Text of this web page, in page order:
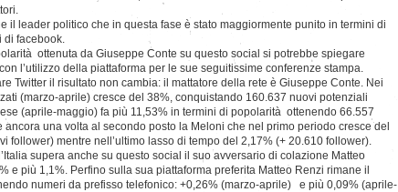
il leader politico che in questa fase è stato maggiormente punito in termini di
di facebook.
ottenuta da Giuseppe Conte su questo social si potrebbe spiegare
l’utilizzo della piattaforma per le sue seguitissime conferenze stampa.
Twitter il risultato non cambia: il mattatore della rete è Giuseppe Conte. Nei
(marzo-aprile) cresce del 38%, conquistando 160.637 nuovi potenziali
(aprile-maggio) fa più 11,53% in termini di popolarità ottenendo 66.557
ancora una volta al secondo posto la Meloni che nel primo periodo cresce del
follower) mentre nell’ultimo lasso di tempo del 2,17% (+ 20.610 follower).
supera anche su questo social il suo avversario di colazione Matteo
e più 1,1%. Perfino sulla sua piattaforma preferita Matteo Renzi rimane il
numeri da prefisso telefonico: +0,26% (marzo-aprile) e più 0,09% (aprile-